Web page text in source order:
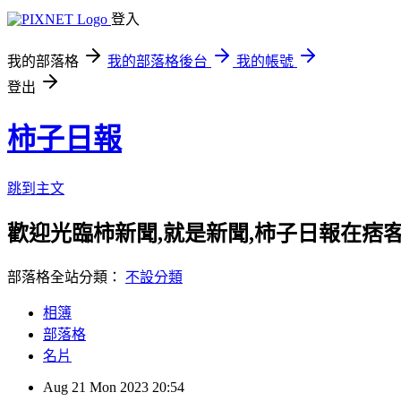
登入
我的部落格 我的部落格後台
我的帳號
登出
柿子日報
跳到主文
歡迎光臨柿新聞,就是新聞,柿子日報在痞
部落格全站分類： 不設分類
相簿
部落格
名片
Aug 21 Mon 2023 20:54